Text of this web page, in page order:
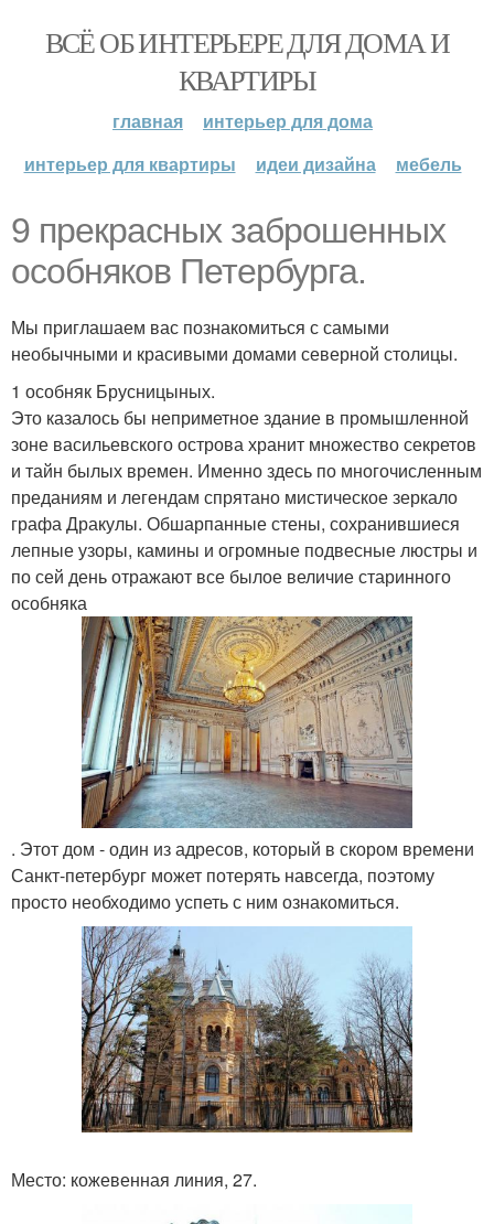
ВСЁ ОБ ИНТЕРЬЕРЕ ДЛЯ ДОМА И
КВАРТИРЫ
главная
интерьер для дома
интерьер для квартиры
идеи дизайна мебель
9 прекрасных заброшенных
особняков Петербурга.
Мы приглашаем вас познакомиться с самыми
необычными и красивыми домами северной столицы.
1 особняк Брусницыных.
Это казалось бы неприметное здание в промышленной
зоне васильевского острова хранит множество секретов
и тайн былых времен. Именно здесь по многочисленным
преданиям и легендам спрятано мистическое зеркало
графа Дракулы. Обшарпанные стены, сохранившиеся
лепные узоры, камины и огромные подвесные люстры и
по сей день отражают все былое величие старинного
особняка
. Этот дом - один из адресов, который в скором времени
Санкт-петербург может потерять навсегда, поэтому
просто необходимо успеть с ним ознакомиться.
Место: кожевенная линия, 27.